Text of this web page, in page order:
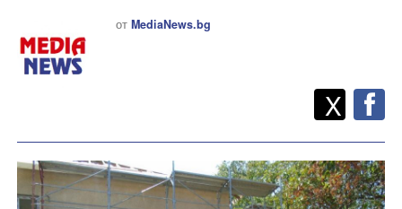
от MediaNews.bg
Споделете
X